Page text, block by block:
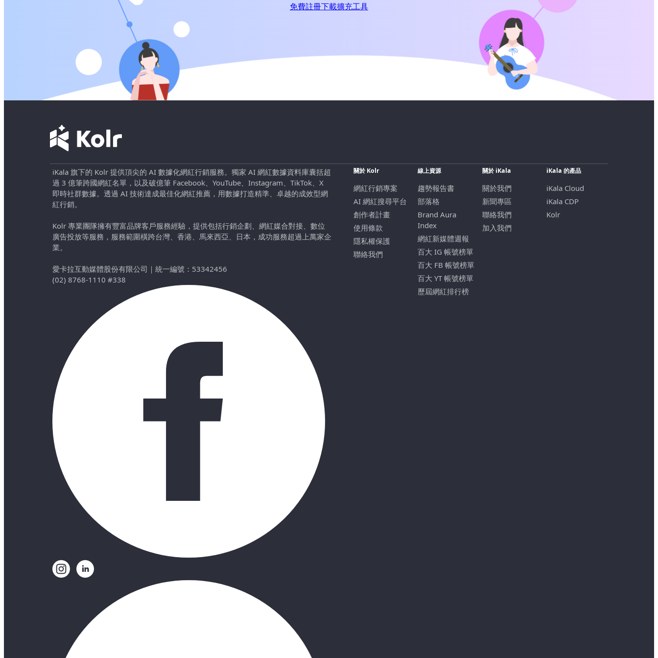
免費註冊下載擴充工具
iKala 旗下的 Kolr 提供頂尖的 AI 數據化網紅行銷服務。獨家 AI 網紅數據資料庫囊括超
過 3 億筆跨國網紅名單，以及破億筆 Facebook、YouTube、Instagram、TikTok、X
即時社群數據。透過 AI 技術達成最佳化網紅推薦，用數據打造精準、卓越的成效型網
紅行銷。
Kolr 專業團隊擁有豐富品牌客戶服務經驗，提供包括行銷企劃、網紅媒合對接、數位
廣告投放等服務，服務範圍橫跨台灣、香港、馬來西亞、日本，成功服務超過上萬家企
業。
愛卡拉互動媒體股份有限公司 ｜ 統一編號：53342456
(02) 8768-1110 #338
關於 Kolr
網紅行銷專案
AI 網紅搜尋平台
創作者計畫
使用條款
隱私權保護
聯絡我們
線上資源
趨勢報告書
部落格
Brand Aura
Index
網紅新媒體週報
百大 IG 帳號榜單
百大 FB 帳號榜單
百大 YT 帳號榜單
歷屆網紅排行榜
關於 iKala
關於我們
新聞專區
聯絡我們
加入我們
iKala 的產品
iKala Cloud
iKala CDP
Kolr